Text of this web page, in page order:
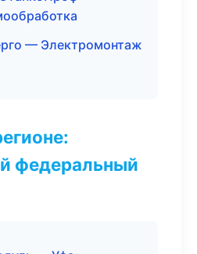
— Электромонтаж
федеральный